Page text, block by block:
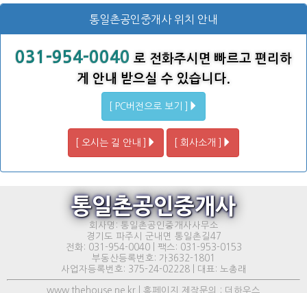
통일촌공인중개사 위치 안내
031-954-0040 로 전화주시면 빠르고 편리하
게 안내 받으실 수 있습니다.
[ PC버전으로 보기 ]
[ 오시는 길 안내 ] [ 회사소개 ]
통일촌공인중개사
회사명: 통일촌공인중개사사무소
경기도 파주시 군내면 통일촌길47
전화: 031-954-0040 | 팩스: 031-953-0153
부동산등록번호: 가3632-1801
사업자등록번호: 375-24-02228 | 대표: 노총래
www.thehouse.ne.kr | 홈페이지 제작문의 : 더하우스